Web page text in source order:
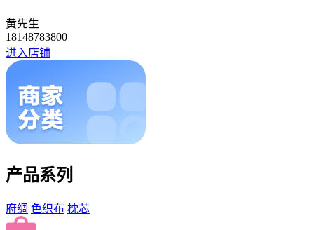
黄先生
18148783800
进入店铺
产品系列
府绸 色织布 枕芯